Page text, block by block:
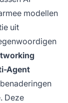
modellen
uit
Agent
Deze